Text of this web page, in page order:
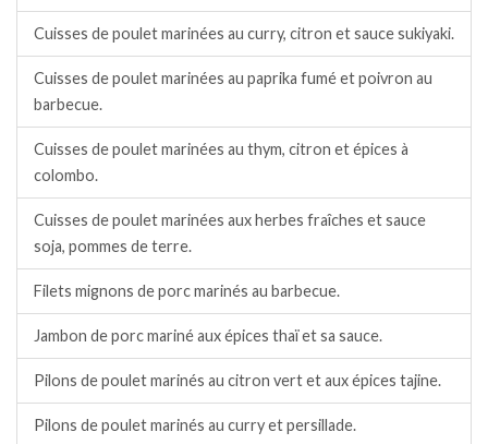
Cuisses de poulet marinées au curry, citron et sauce sukiyaki.
Cuisses de poulet marinées au paprika fumé et poivron au
barbecue.
Cuisses de poulet marinées au thym, citron et épices à
colombo.
Cuisses de poulet marinées aux herbes fraîches et sauce
soja, pommes de terre.
Filets mignons de porc marinés au barbecue.
Jambon de porc mariné aux épices thaï et sa sauce.
Pilons de poulet marinés au citron vert et aux épices tajine.
Pilons de poulet marinés au curry et persillade.